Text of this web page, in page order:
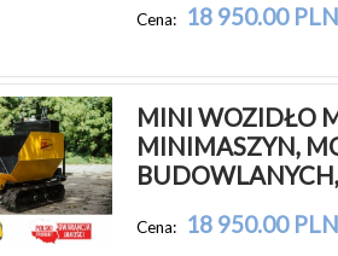
Cena: 18 950.00 PLN
MINI WOZIDŁO
MINIMASZYN,
Cena: 18 950.00 PLN